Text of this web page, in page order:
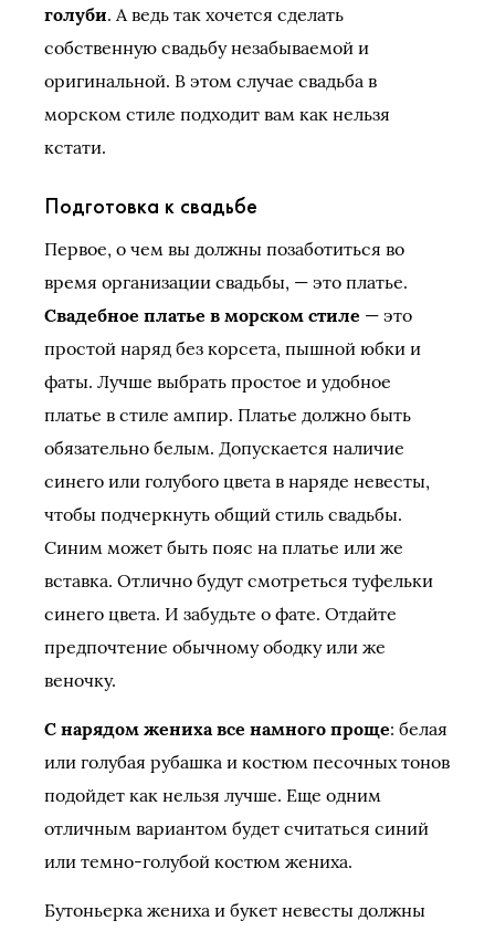
голуби. А ведь так хочется сделать
собственную свадьбу незабываемой и
оригинальной. В этом случае свадьба в
морском стиле подходит вам как нельзя
кстати.
Подготовка к свадьбе
Первое, о чем вы должны позаботиться во
время организации свадьбы, — это платье.
Свадебное платье в морском стиле — это
простой наряд без корсета, пышной юбки и
фаты. Лучше выбрать простое и удобное
платье в стиле ампир. Платье должно быть
обязательно белым. Допускается наличие
синего или голубого цвета в наряде невесты,
чтобы подчеркнуть общий стиль свадьбы.
Синим может быть пояс на платье или же
вставка. Отлично будут смотреться туфельки
синего цвета. И забудьте о фате. Отдайте
предпочтение обычному ободку или же
веночку.
С нарядом жениха все намного проще: белая
или голубая рубашка и костюм песочных тонов
подойдет как нельзя лучше. Еще одним
отличным вариантом будет считаться синий
или темно-голубой костюм жениха.
Бутоньерка жениха и букет невесты должны